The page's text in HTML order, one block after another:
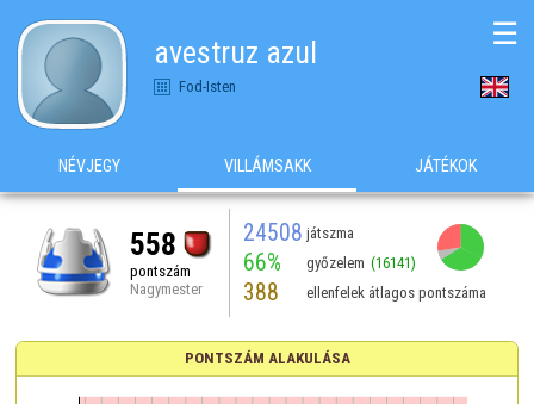
avestruz azul
Fod-Isten
☰
NÉVJEGY VILLÁMSAKK JÁTÉKOK
558
pontszám
Nagymester
24508 játszma
66% győzelem (16141)
388 ellenfelek átlagos pontszáma
PONTSZÁM ALAKULÁSA